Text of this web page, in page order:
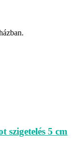
szigetelés 5 cm